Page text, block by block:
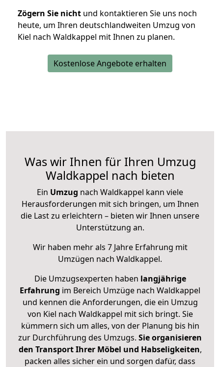
Zögern Sie nicht und kontaktieren Sie uns noch
heute, um Ihren deutschlandweiten Umzug von
Kiel nach Waldkappel mit Ihnen zu planen.
Kostenlose Angebote erhalten
Was wir Ihnen für Ihren Umzug
Waldkappel nach bieten
Ein Umzug nach Waldkappel kann viele
Herausforderungen mit sich bringen, um Ihnen
die Last zu erleichtern – bieten wir Ihnen unsere
Unterstützung an.
Wir haben mehr als 7 Jahre Erfahrung mit
Umzügen nach Waldkappel.
Die Umzugsexperten haben langjährige
Erfahrung im Bereich Umzüge nach Waldkappel
und kennen die Anforderungen, die ein Umzug
von Kiel nach Waldkappel mit sich bringt. Sie
kümmern sich um alles, von der Planung bis hin
zur Durchführung des Umzugs. Sie organisieren
den Transport Ihrer Möbel und Habseligkeiten,
packen alles sicher ein und sorgen dafür, dass